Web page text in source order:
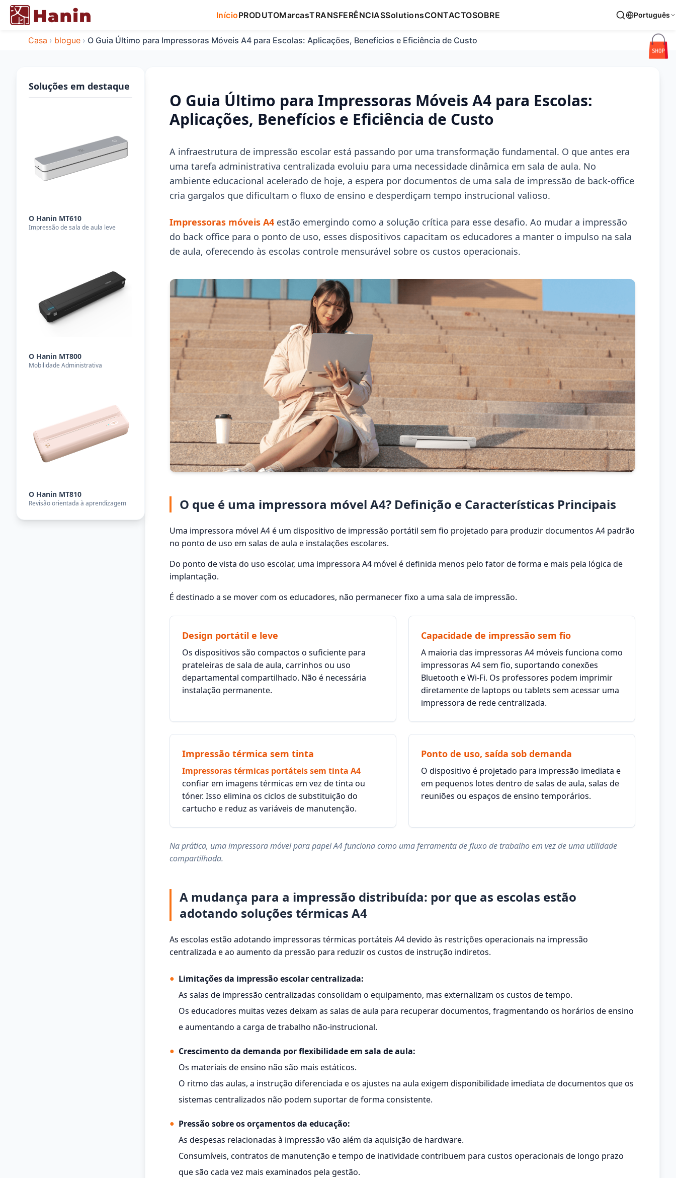
InícioPRODUTOMarcasTRANSFERÊNCIASSolutionsCONTACTOSOBRE Português
Casa › blogue › O Guia Último para Impressoras Móveis A4 para Escolas: Aplicações, Benefícios e Eficiência de Custo
Soluções em destaque
O Hanin MT610
Impressão de sala de aula leve
O Hanin MT800
Mobilidade Administrativa
O Hanin MT810
Revisão orientada à aprendizagem
O Guia Último para Impressoras Móveis A4 para Escolas:
Aplicações, Benefícios e Eficiência de Custo
A infraestrutura de impressão escolar está passando por uma transformação fundamental. O que antes era
uma tarefa administrativa centralizada evoluiu para uma necessidade dinâmica em sala de aula. No
ambiente educacional acelerado de hoje, a espera por documentos de uma sala de impressão de back-office
cria gargalos que dificultam o fluxo de ensino e desperdiçam tempo instrucional valioso.
Impressoras móveis A4 estão emergindo como a solução crítica para esse desafio. Ao mudar a impressão
do back office para o ponto de uso, esses dispositivos capacitam os educadores a manter o impulso na sala
de aula, oferecendo às escolas controle mensurável sobre os custos operacionais.
O que é uma impressora móvel A4? Definição e Características Principais
Uma impressora móvel A4 é um dispositivo de impressão portátil sem fio projetado para produzir documentos A4 padrão
no ponto de uso em salas de aula e instalações escolares.
Do ponto de vista do uso escolar, uma impressora A4 móvel é definida menos pelo fator de forma e mais pela lógica de
implantação.
É destinado a se mover com os educadores, não permanecer fixo a uma sala de impressão.
Design portátil e leve
Os dispositivos são compactos o suficiente para
prateleiras de sala de aula, carrinhos ou uso
departamental compartilhado. Não é necessária
instalação permanente.
Capacidade de impressão sem fio
A maioria das impressoras A4 móveis funciona como
impressoras A4 sem fio, suportando conexões
Bluetooth e Wi-Fi. Os professores podem imprimir
diretamente de laptops ou tablets sem acessar uma
impressora de rede centralizada.
Impressão térmica sem tinta
Impressoras térmicas portáteis sem tinta A4
confiar em imagens térmicas em vez de tinta ou
tóner. Isso elimina os ciclos de substituição do
cartucho e reduz as variáveis de manutenção.
Ponto de uso, saída sob demanda
O dispositivo é projetado para impressão imediata e
em pequenos lotes dentro de salas de aula, salas de
reuniões ou espaços de ensino temporários.
Na prática, uma impressora móvel para papel A4 funciona como uma ferramenta de fluxo de trabalho em vez de uma utilidade
compartilhada.
A mudança para a impressão distribuída: por que as escolas estão
adotando soluções térmicas A4
As escolas estão adotando impressoras térmicas portáteis A4 devido às restrições operacionais na impressão
centralizada e ao aumento da pressão para reduzir os custos de instrução indiretos.
● Limitações da impressão escolar centralizada:
As salas de impressão centralizadas consolidam o equipamento, mas externalizam os custos de tempo.
Os educadores muitas vezes deixam as salas de aula para recuperar documentos, fragmentando os horários de ensino
e aumentando a carga de trabalho não-instrucional.
● Crescimento da demanda por flexibilidade em sala de aula:
Os materiais de ensino não são mais estáticos.
O ritmo das aulas, a instrução diferenciada e os ajustes na aula exigem disponibilidade imediata de documentos que os
sistemas centralizados não podem suportar de forma consistente.
● Pressão sobre os orçamentos da educação:
As despesas relacionadas à impressão vão além da aquisição de hardware.
Consumíveis, contratos de manutenção e tempo de inatividade contribuem para custos operacionais de longo prazo
que são cada vez mais examinados pela gestão.